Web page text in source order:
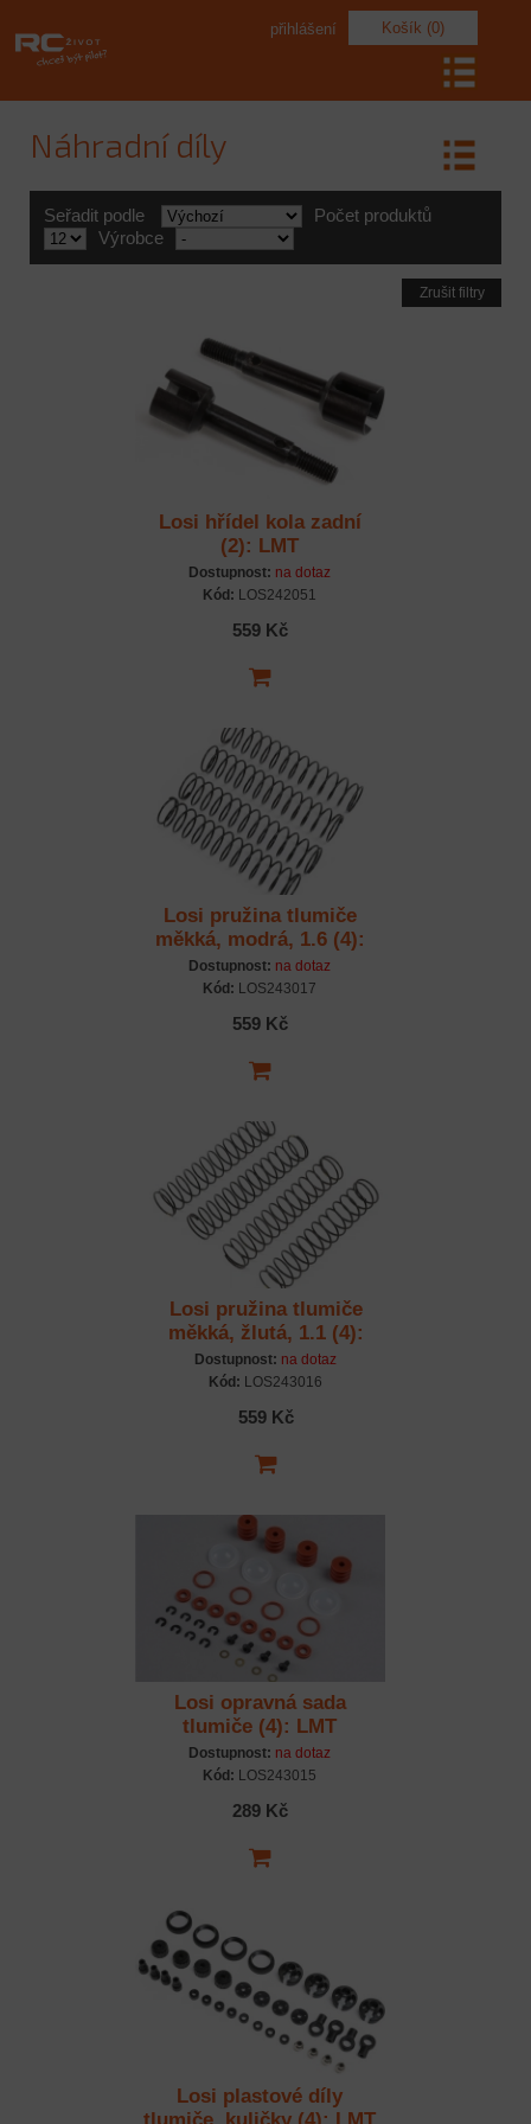
Košík (0)
přihlášení
Náhradní díly
Seřadit podle
Počet produktů
Výrobce
Zrušit filtry
Losi hřídel kola zadní
(2): LMT
Dostupnost: na dotaz
Kód: LOS242051
559 Kč
Losi pružina tlumiče
měkká, modrá, 1.6 (4):
LMT
Dostupnost: na dotaz
Kód: LOS243017
559 Kč
Losi pružina tlumiče
měkká, žlutá, 1.1 (4):
LMT
Dostupnost: na dotaz
Kód: LOS243016
559 Kč
Losi opravná sada
tlumiče (4): LMT
Dostupnost: na dotaz
Kód: LOS243015
289 Kč
Losi plastové díly